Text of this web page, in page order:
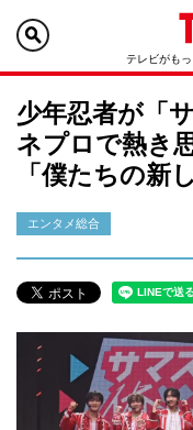
テレビがも
少年忍者が「
ネプロで熱き
「僕たちの新
エンタメ総合